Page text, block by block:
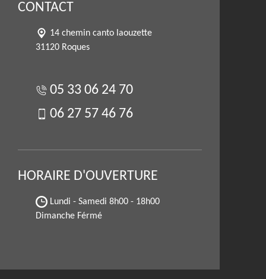
CONTACT
14 chemin canto laouzette
31120 Roques
05 33 06 24 70
06 27 57 46 76
HORAIRE D'OUVERTURE
Lundi - Samedi 8h00 - 18h00
Dimanche Férmé